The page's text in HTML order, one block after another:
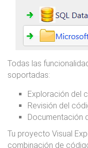
Todas las
soportadas:
Exploración del
Revisión del
Documentación
Tu proyecto Visual
combinación de